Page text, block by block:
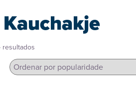
popularidade